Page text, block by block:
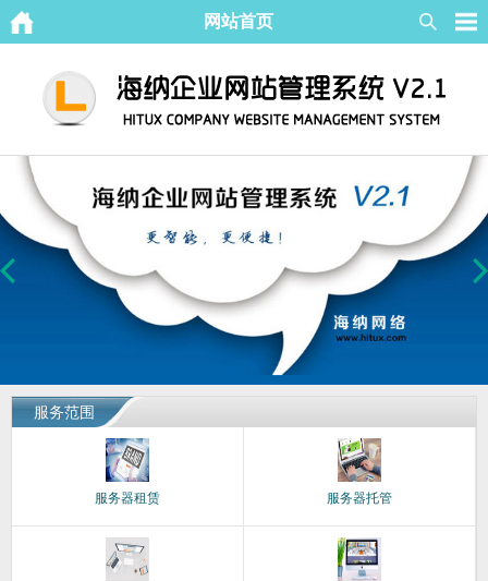
网站首页
服务范围
服务器租赁 服务器托管